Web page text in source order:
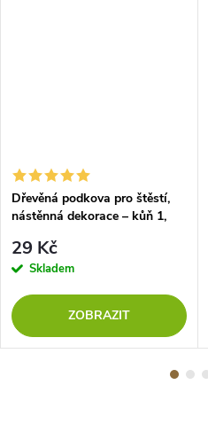
Dřevěná podkova pro štěstí,
nástěnná dekorace – kůň 1,
29 Kč
Skladem
ZOBRAZIT